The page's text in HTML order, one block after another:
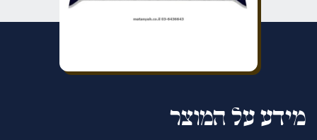
מידע על המוצר